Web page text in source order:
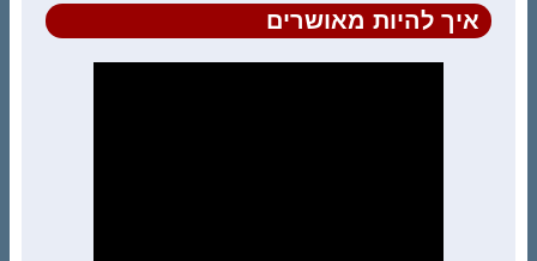
איך להיות מאושרים